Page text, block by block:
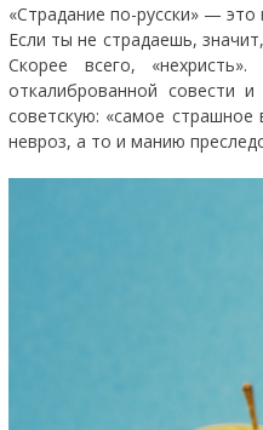
«Страдание по-русски» —
Если ты не страдаешь,
Скорее всего,
откалиброванной совести
советскую: «самое
невроз, а то и манию